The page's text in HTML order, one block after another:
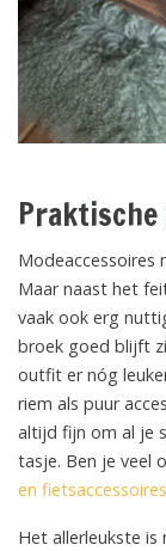
Modeaccessoires
Maar naast het
vaak ook erg
broek goed blijft
outfit er nóg
riem als puur
altijd fijn om al je
tasje. Ben je veel
en fietsaccessoires
Het allerleukste is